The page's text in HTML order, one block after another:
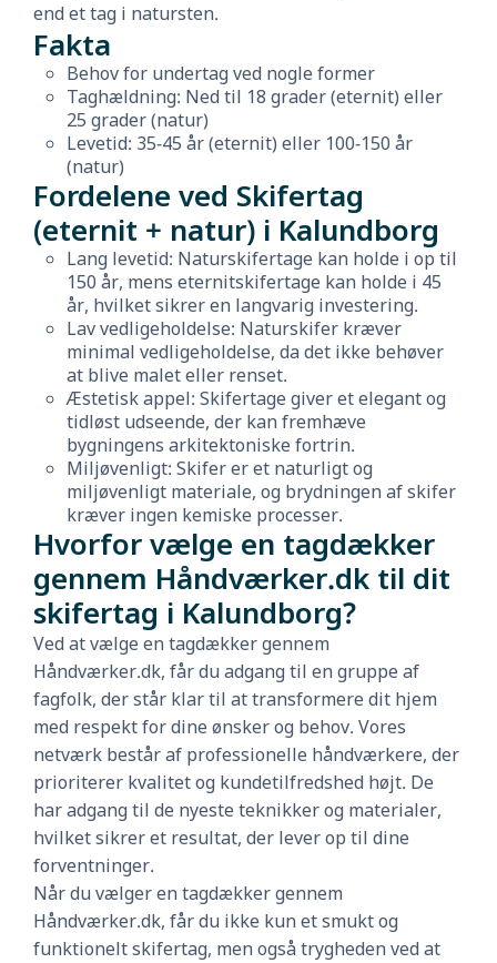
end et tag i natursten.
Fakta
Behov for undertag ved nogle former
Taghældning: Ned til 18 grader (eternit) eller
25 grader (natur)
Levetid: 35-45 år (eternit) eller 100-150 år
(natur)
Fordelene ved Skifertag
(eternit + natur) i Kalundborg
Lang levetid: Naturskifertage kan holde i op til
150 år, mens eternitskifertage kan holde i 45
år, hvilket sikrer en langvarig investering.
Lav vedligeholdelse: Naturskifer kræver
minimal vedligeholdelse, da det ikke behøver
at blive malet eller renset.
Æstetisk appel: Skifertage giver et elegant og
tidløst udseende, der kan fremhæve
bygningens arkitektoniske fortrin.
Miljøvenligt: Skifer er et naturligt og
miljøvenligt materiale, og brydningen af skifer
kræver ingen kemiske processer.
Hvorfor vælge en tagdækker
gennem Håndværker.dk til dit
skifertag i Kalundborg?
Ved at vælge en tagdækker gennem
Håndværker.dk, får du adgang til en gruppe af
fagfolk, der står klar til at transformere dit hjem
med respekt for dine ønsker og behov. Vores
netværk består af professionelle håndværkere, der
prioriterer kvalitet og kundetilfredshed højt. De
har adgang til de nyeste teknikker og materialer,
hvilket sikrer et resultat, der lever op til dine
forventninger.
Når du vælger en tagdækker gennem
Håndværker.dk, får du ikke kun et smukt og
funktionelt skifertag, men også trygheden ved at